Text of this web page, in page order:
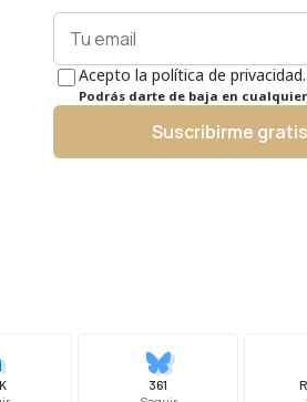
Acepto la política de privacidad.
Podrás darte de baja en
Suscribirme gratis
361